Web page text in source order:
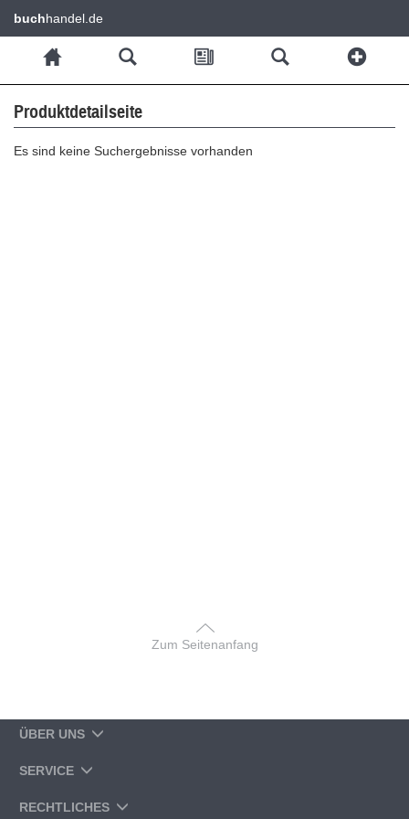
buchhandel.de
Produktdetailseite
Es sind keine Suchergebnisse vorhanden
Zum Seitenanfang
ÜBER UNS
SERVICE
RECHTLICHES